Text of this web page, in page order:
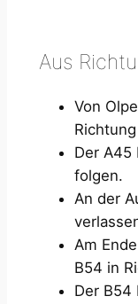
Aus
Von
Der A45
folgen.
An der
Am
B54 in
Der B54